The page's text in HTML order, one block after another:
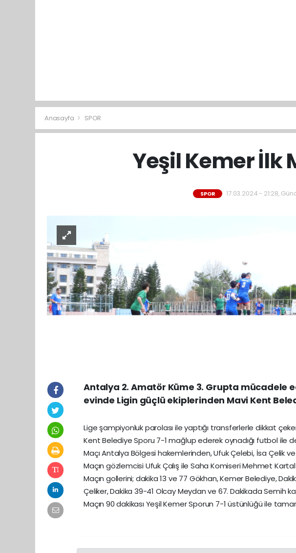
Anasayfa SPOR
Yeşil Kemer İlk
SPOR 17.03.2024 - 21:28,
Antalya 2. Amatör Küme 3. Grupta mücadele
evinde Ligin güçlü ekiplerinden Mavi Kent
Lige şampiyonluk parolası ile yaptığı transferlerle dikkat
Kent Belediye Sporu 7-1 mağlup ederek oynadığı futbol ile
Maçı Antalya Bölgesi hakemlerinden, Ufuk Çelebi, İsa Çelik
Maçın gözlemcisi Ufuk Çalış ile Saha Komiseri Mehmet
Maçın gollerini; dakika 13 ve 77 Gökhan, Kemer Belediye,
Çeliker, Dakika 39-41 Olcay Meydan ve 67. Dakikada Semih
Maçın 90 dakikası Yeşil Kemer Sporun 7-1 üstünlüğü ile